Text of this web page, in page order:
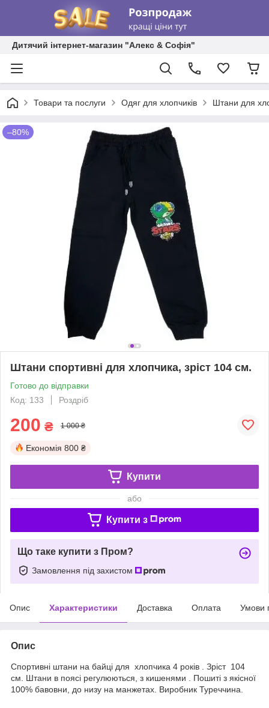
Дитячий інтернет-магазин "Алекс & Софія"
Товари та послуги Одяг для хлопчиків Штани для
–80%
Штани спортивні для хлопчика, зріст 104 см.
Готово до відправки
Код: 133
Роздріб
200 ₴ 1 000 ₴
Економія 800 ₴
Купити
або
Купити з
Що таке купити з Пром?
Замовлення під захистом
Опис Характеристики Доставка Оплата Умови
Опис
Спортивні штани на байці для хлопчика 4 років . Зріст 104
см. Штани в поясі регулюються, з кишенями . Пошиті з якісної
100% бавовни, до низу на манжетах. Виробник Туреччина.